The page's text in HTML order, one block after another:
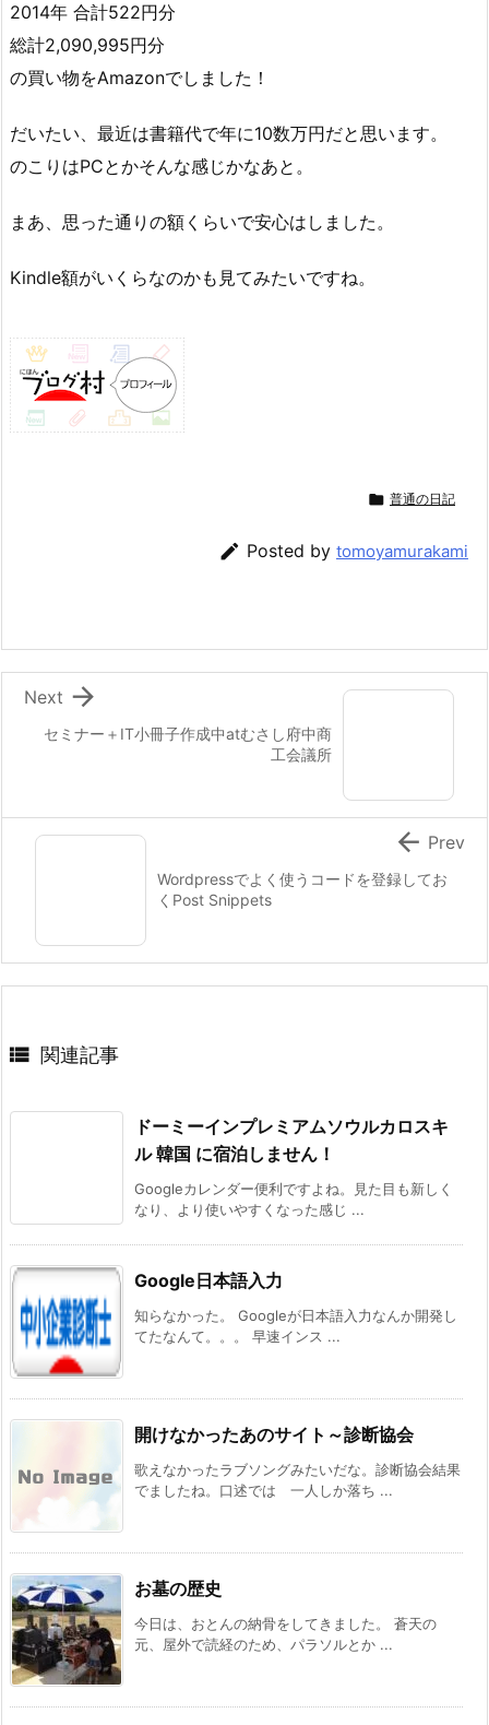
2014年 合計522円分
総計2,090,995円分
の買い物をAmazonでしました！
だいたい、最近は書籍代で年に10数万円だと思います。
のこりはPCとかそんな感じかなあと。
まあ、思った通りの額くらいで安心はしました。
Kindle額がいくらなのかも見てみたいですね。
 普通の日記
 Posted by tomoyamurakami
セミナー＋IT小冊子作成中atむさし府中商
工会議所

Next
Wordpressでよく使うコードを登録してお
くPost Snippets
 Prev
 関連記事
ドーミーインプレミアムソウルカロスキ
ル 韓国 に宿泊しません！
Googleカレンダー便利ですよね。見た目も新しく
なり、より使いやすくなった感じ ...
Google日本語入力
知らなかった。 Googleが日本語入力なんか開発し
てたなんて。。。 早速インス ...
開けなかったあのサイト～診断協会
歌えなかったラブソングみたいだな。診断協会結果
でましたね。口述では 一人しか落ち ...
お墓の歴史
今日は、おとんの納骨をしてきました。 蒼天の
元、屋外で読経のため、パラソルとか ...